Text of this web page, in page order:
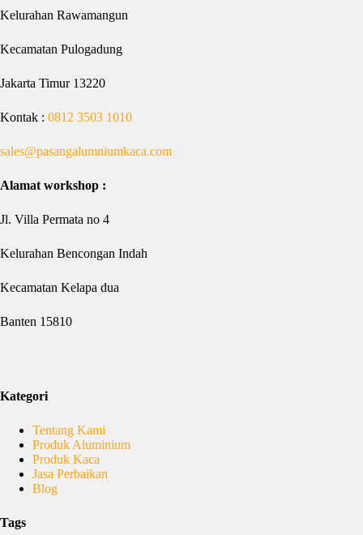
Kelurahan Rawamangun
Kecamatan Pulogadung
Jakarta Timur 13220
Kontak : 0812 3503 1010
sales@pasangalumniumkaca.com
Alamat workshop :
Jl. Villa Permata no 4
Kelurahan Bencongan Indah
Kecamatan Kelapa dua
Banten 15810
Kategori
Tentang Kami
Produk Aluminium
Produk Kaca
Jasa Perbaikan
Blog
Tags